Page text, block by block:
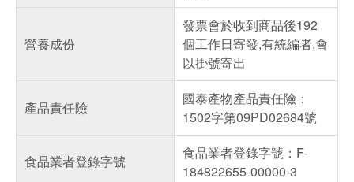
營養成份
發票會於收到商品後192
個工作日寄發,有統編者,會
以掛號寄出
產品責任險
國泰產物產品責任險：
1502字第09PD02684號
食品業者登錄字號
食品業者登錄字號：F-
184822655-00000-3